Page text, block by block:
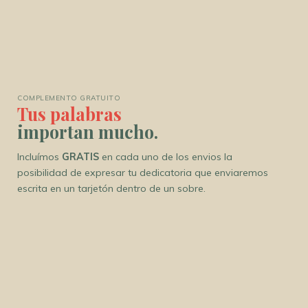
COMPLEMENTO GRATUITO
Tus palabras
importan mucho.
Incluímos GRATIS en cada uno de los envios la
posibilidad de expresar tu dedicatoria que enviaremos
escrita en un tarjetón dentro de un sobre.